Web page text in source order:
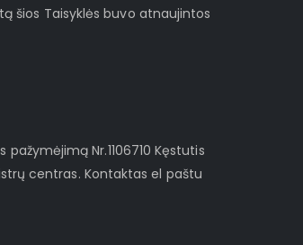
šios Taisyklės buvo atnaujintos
Nr.1106710 Kęstutis
centras. Kontaktas el paštu